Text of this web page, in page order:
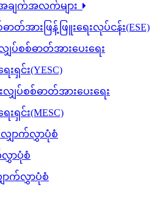
ချက်အလက်များ
ာတ်အားဖြန့်ဖြူးရေးလုပ်ငန်း(ESE)
ပ်စစ်ဓာတ်အားပေးရေး
းရှင်း(YESC)
လျှပ်စစ်ဓာတ်အားပေးရေး
းရှင်း(MESC)
လျှောက်လွှာပုံစံ
ာပုံစံ
ောက်လွှာပုံစံ